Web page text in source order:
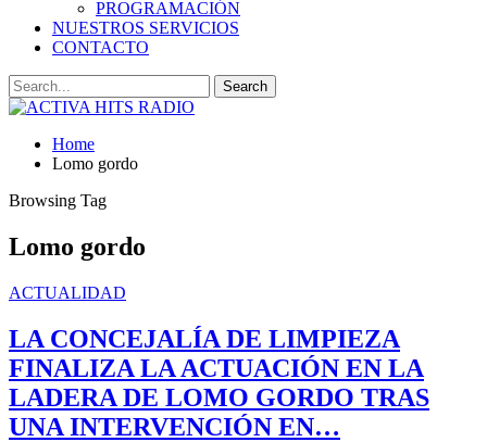
PROGRAMACIÓN
NUESTROS SERVICIOS
CONTACTO
Home
Lomo gordo
Browsing Tag
Lomo gordo
ACTUALIDAD
LA CONCEJALÍA DE LIMPIEZA
FINALIZA LA ACTUACIÓN EN LA
LADERA DE LOMO GORDO TRAS
UNA INTERVENCIÓN EN…